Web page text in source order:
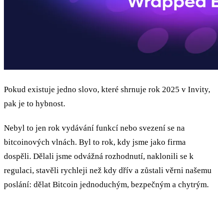
Pokud existuje jedno slovo, které shrnuje rok 2025 v Invity,
pak je to hybnost.
Nebyl to jen rok vydávání funkcí nebo svezení se na
bitcoinových vlnách. Byl to rok, kdy jsme jako firma
dospěli. Dělali jsme odvážná rozhodnutí, naklonili se k
regulaci, stavěli rychleji než kdy dřív a zůstali věrni našemu
poslání: dělat Bitcoin jednoduchým, bezpečným a chytrým.